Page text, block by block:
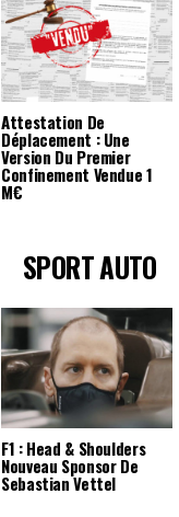
Attestation De
Déplacement : Une
Version Du Premier
Confinement Vendue 1
M€
SPORT AUTO
F1 : Head & Shoulders
Nouveau Sponsor De
Sebastian Vettel